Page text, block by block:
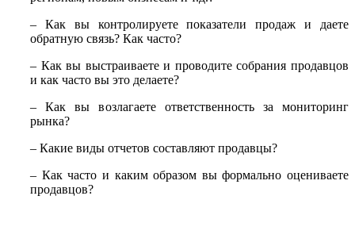
– Как вы контролируете показатели продаж и даете
обратную связь? Как часто?
– Как вы выстраиваете и проводите собрания продавцов
и как часто вы это делаете?
– Как вы возлагаете ответственность за мониторинг
рынка?
– Какие виды отчетов составляют продавцы?
– Как часто и каким образом вы формально оцениваете
продавцов?